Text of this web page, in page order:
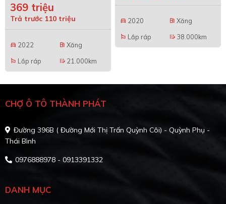
369 triệu
Trả trước 110 triệu
directions_car 2022 local_gas_station Xăng
emoji_flags Lắp ráp edit_road 21.000km
directions_car 2020 local_gas_station Xăng
emoji_flags Lắp ráp edit_road 38.000km
CHỢ Ô TÔ THÀNH PHÁT
Đường 396B ( Đường Mới Thị Trấn Quỳnh Côi) - Quỳnh Phụ -
Thái Bình
0976888978 - 0913391332
DANH MỤC